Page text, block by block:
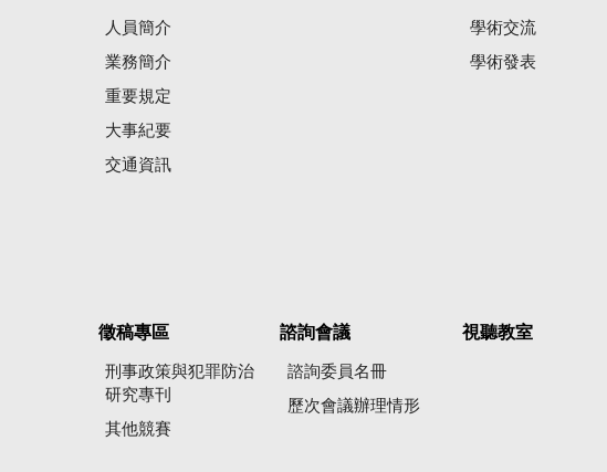
人員簡介
業務簡介
重要規定
大事紀要
交通資訊
學術交流
學術發表
徵稿專區
刑事政策與犯罪防治
研究專刊
其他競賽
諮詢會議
諮詢委員名冊
歷次會議辦理情形
視聽教室